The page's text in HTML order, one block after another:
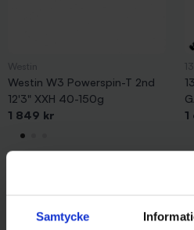
Samtycke
Westin W3 Powerspin-T 2nd
12'3" XXH 40-150g
1 849 kr
1
Andra gillade även